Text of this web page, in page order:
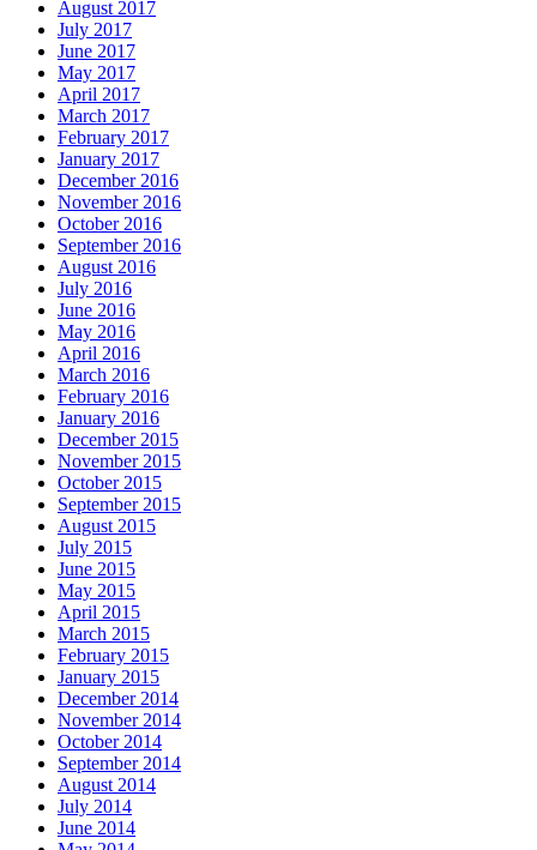
August 2017
July 2017
June 2017
May 2017
April 2017
March 2017
February 2017
January 2017
December 2016
November 2016
October 2016
September 2016
August 2016
July 2016
June 2016
May 2016
April 2016
March 2016
February 2016
January 2016
December 2015
November 2015
October 2015
September 2015
August 2015
July 2015
June 2015
May 2015
April 2015
March 2015
February 2015
January 2015
December 2014
November 2014
October 2014
September 2014
August 2014
July 2014
June 2014